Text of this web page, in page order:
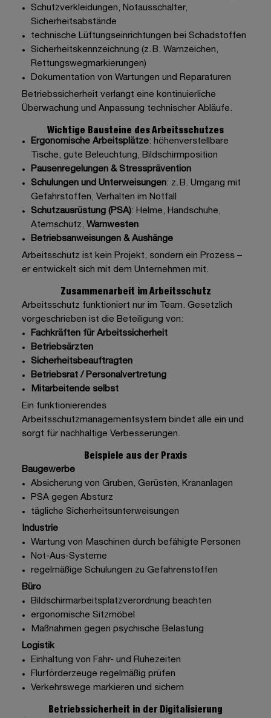
Schutzverkleidungen, Notausschalter,
Sicherheitsabstände
technische Lüftungseinrichtungen bei Schadstoffen
Sicherheitskennzeichnung (z. B. Warnzeichen,
Rettungswegmarkierungen)
Dokumentation von Wartungen und Reparaturen
Betriebssicherheit verlangt eine kontinuierliche
Überwachung und Anpassung technischer Abläufe.
Wichtige Bausteine des Arbeitsschutzes
Ergonomische Arbeitsplätze: höhenverstellbare
Tische, gute Beleuchtung, Bildschirmposition
Pausenregelungen & Stressprävention
Schulungen und Unterweisungen: z. B. Umgang mit
Gefahrstoffen, Verhalten im Notfall
Schutzausrüstung (PSA): Helme, Handschuhe,
Atemschutz, Warnwesten
Betriebsanweisungen & Aushänge
Arbeitsschutz ist kein Projekt, sondern ein Prozess –
er entwickelt sich mit dem Unternehmen mit.
Zusammenarbeit im Arbeitsschutz
Arbeitsschutz funktioniert nur im Team. Gesetzlich
vorgeschrieben ist die Beteiligung von:
Fachkräften für Arbeitssicherheit
Betriebsärzten
Sicherheitsbeauftragten
Betriebsrat / Personalvertretung
Mitarbeitende selbst
Ein funktionierendes
Arbeitsschutzmanagementsystem bindet alle ein und
sorgt für nachhaltige Verbesserungen.
Beispiele aus der Praxis
Baugewerbe
Absicherung von Gruben, Gerüsten, Krananlagen
PSA gegen Absturz
tägliche Sicherheitsunterweisungen
Industrie
Wartung von Maschinen durch befähigte Personen
Not-Aus-Systeme
regelmäßige Schulungen zu Gefahrenstoffen
Büro
Bildschirmarbeitsplatzverordnung beachten
ergonomische Sitzmöbel
Maßnahmen gegen psychische Belastung
Logistik
Einhaltung von Fahr- und Ruhezeiten
Flurförderzeuge regelmäßig prüfen
Verkehrswege markieren und sichern
Betriebssicherheit in der Digitalisierung